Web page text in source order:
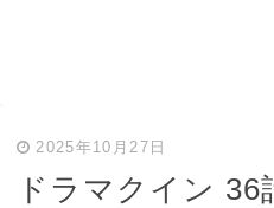
2025年10月27日
ドラマクイン 36